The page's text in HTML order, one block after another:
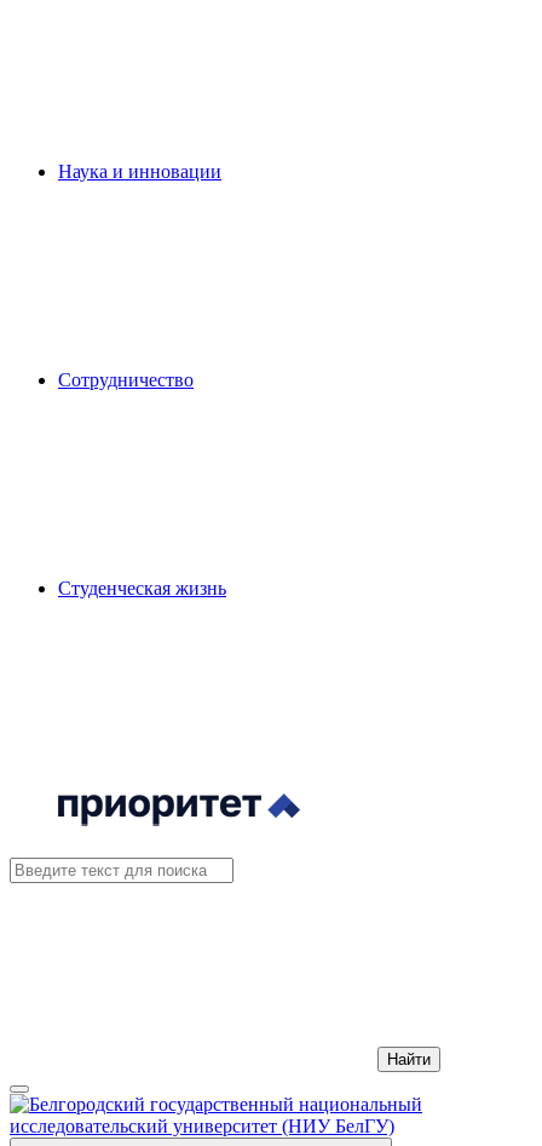
Наука и инновации
Сотрудничество
Студенческая жизнь
Найти